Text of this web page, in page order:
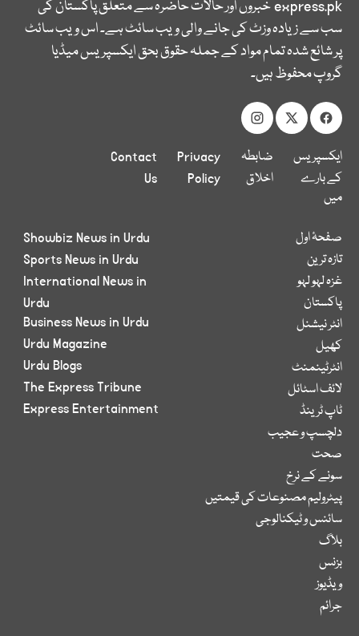
express.pkخبروں اور حالات حاضرہ سے متعلق پاکستان کی
سب سے زیادہ وزٹ کی جانے والی ویب سائٹ ہے۔ اس ویب سائٹ
پر شائع شدہ تمام مواد کے جملہ حقوق بحق ایکسپریس میڈیا
گروپ محفوظ ہیں۔
ایکسپریس
کے بارے
میں
ضابطہ
اخلاق
Privacy
Policy
Contact
Us
صفحۂ اول
تازہ ترین
غزہ لہو لہو
پاکستان
انٹر نیشنل
کھیل
انٹرٹینمنٹ
لائف اسٹائل
ٹاپ ٹرینڈ
دلچسپ و عجیب
صحت
سونے کے نرخ
پیٹرولیم مصنوعات کی قیمتیں
سائنس و ٹیکنالوجی
بلاگ
بزنس
ویڈیوز
جرائم
Showbiz News in Urdu
Sports News in Urdu
International News in
Urdu
Business News in Urdu
Urdu Magazine
Urdu Blogs
The Express Tribune
Express Entertainment